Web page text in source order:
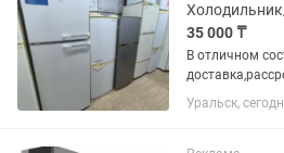
35 000 ₸
В отличном
вашего,помогу
Звоните или
Уральск,